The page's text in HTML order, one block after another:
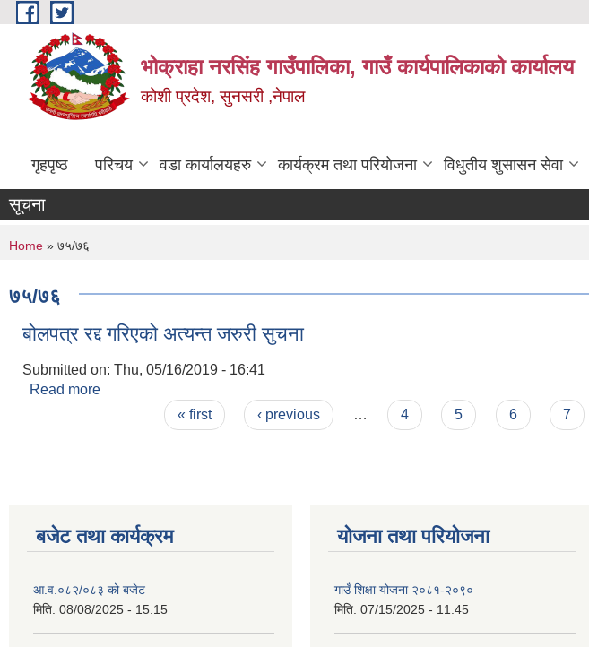
Skip to main content
भोक्राहा नरसिंह गाउँपालिका, गाउँ कार्यपालिकाको कार्यालय
कोशी प्रदेश, सुनसरी ,नेपाल
गृहपृष्ठ परिचय वडा कार्यालयहरु कार्यक्रम तथा परियोजना विधुतीय शुसासन सेवा
सूचना
You are here
Home » ७५/७६
७५/७६
बोलपत्र रद्द गरिएको अत्यन्त जरुरी सुचना
Submitted on: Thu, 05/16/2019 - 16:41
Read more
« first ‹ previous … 4 5 6 7
बजेट तथा कार्यक्रम
आ.व.०८२/०८३ को बजेट
मिति: 08/08/2025 - 15:15
योजना तथा परियोजना
गाउँ शिक्षा योजना २०८१-२०९०
मिति: 07/15/2025 - 11:45